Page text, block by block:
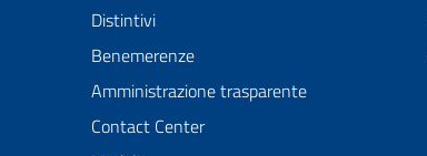
Distintivi
Benemerenze
Amministrazione trasparente
Contact Center